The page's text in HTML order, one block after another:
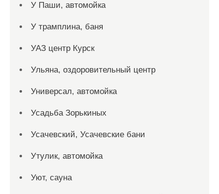
У Паши, автомойка
У трамплина, баня
УАЗ центр Курск
Ульяна, оздоровительный центр
Универсал, автомойка
Усадьба Зорькиных
Усачевский, Усачевские бани
Утулик, автомойка
Уют, сауна